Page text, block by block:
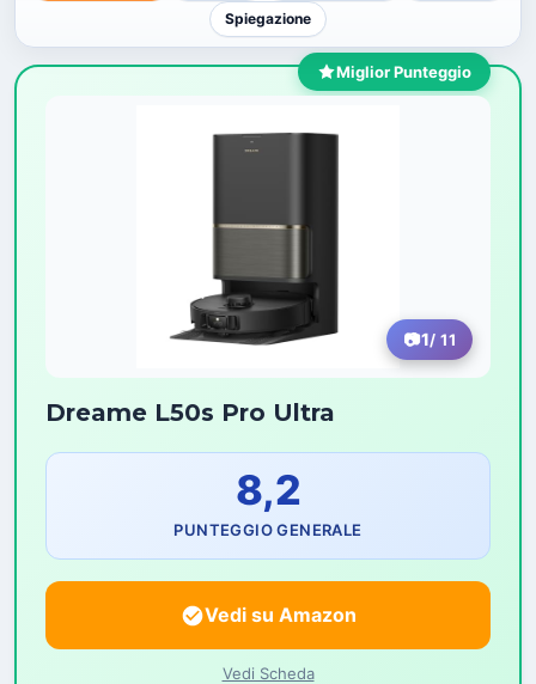
Spiegazione
Miglior Punteggio
1/ 11
Dreame L50s Pro Ultra
8,2
PUNTEGGIO GENERALE
Vedi su Amazon
Vedi Scheda